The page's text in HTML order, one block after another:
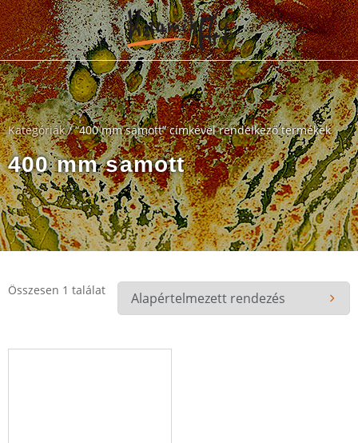
Kategóriák/ “400 mm samott” címkével rendelkező termékek
400 mm samott
Összesen 1 találat